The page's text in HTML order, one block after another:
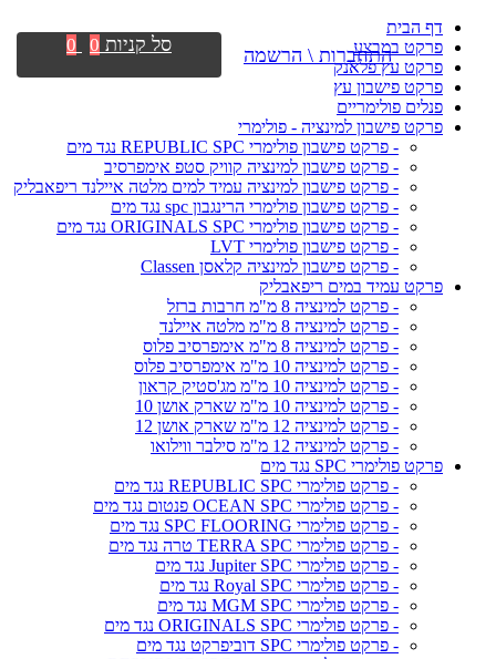
דף הבית
פרקט במבצע
פרקט עץ פלאנק
פרקט פישבון עץ
פנלים פולימריים
פרקט פישבון למינציה - פולימרי
- פרקט פישבון פולימרי REPUBLIC SPC נגד מים
- פרקט פישבון למינציה קוויק סטפ אימפרסיב
- פרקט פישבון למינציה עמיד למים מלטה איילנד ריפאבליק
- פרקט פישבון פולימרי הרינגבון spc נגד מים
- פרקט פישבון פולימרי ORIGINALS SPC נגד מים
- פרקט פישבון פולימרי LVT
- פרקט פישבון למינציה קלאסן Classen
פרקט עמיד במים ריפאבליק
- פרקט למינציה 8 מ"מ חרבות ברזל
- פרקט למינציה 8 מ"מ מלטה איילנד
- פרקט למינציה 8 מ"מ אימפרסיב פלוס
- פרקט למינציה 10 מ"מ אימפרסיב פלוס
- פרקט למינציה 10 מ"מ מג'סטיק קראון
- פרקט למינציה 10 מ"מ שארק אושן 10
- פרקט למינציה 12 מ"מ שארק אושן 12
- פרקט למינציה 12 מ"מ סילבר ווילואו
פרקט פולימרי SPC נגד מים
- פרקט פולימרי REPUBLIC SPC נגד מים
- פרקט פולימרי OCEAN SPC פנטום נגד מים
- פרקט פולימרי SPC FLOORING נגד מים
- פרקט פולימרי TERRA SPC טרה נגד מים
- פרקט פולימרי Jupiter SPC נגד מים
- פרקט פולימרי Royal SPC נגד מים
- פרקט פולימרי MGM SPC נגד מים
- פרקט פולימרי ORIGINALS SPC נגד מים
- פרקט פולימרי SPC דוביפרקט נגד מים
התחברות \ הרשמה סל קניות 0
0